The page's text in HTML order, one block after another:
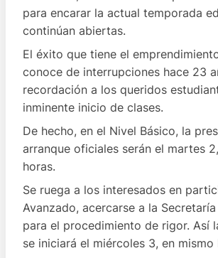
para encarar la actual temporada
continúan abiertas.
El éxito que tiene el
conoce de interrupciones hace 23
recordación a los queridos
inminente inicio de clases.
De hecho, en el Nivel Básico, la
arranque oficiales serán el martes
horas.
Se ruega a los interesados en
Avanzado, acercarse a la
para el procedimiento de rigor. Así
se iniciará el miércoles 3, en mismo